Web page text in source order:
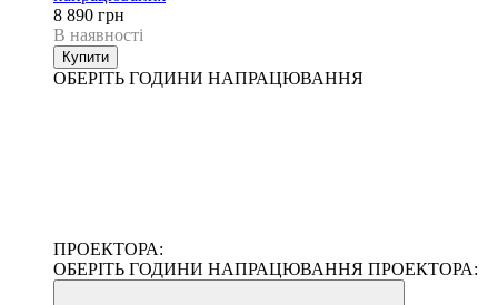
8 890 грн
В наявності
Купити
ОБЕРІТЬ ГОДИНИ НАПРАЦЮВАННЯ
ПРОЕКТОРА:
ОБЕРІТЬ ГОДИНИ НАПРАЦЮВАННЯ ПРОЕКТОРА: